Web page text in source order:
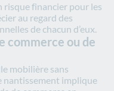
financier pour les
au regard des
de chacun d’eux.
commerce ou de
mobilière sans
nantissement implique